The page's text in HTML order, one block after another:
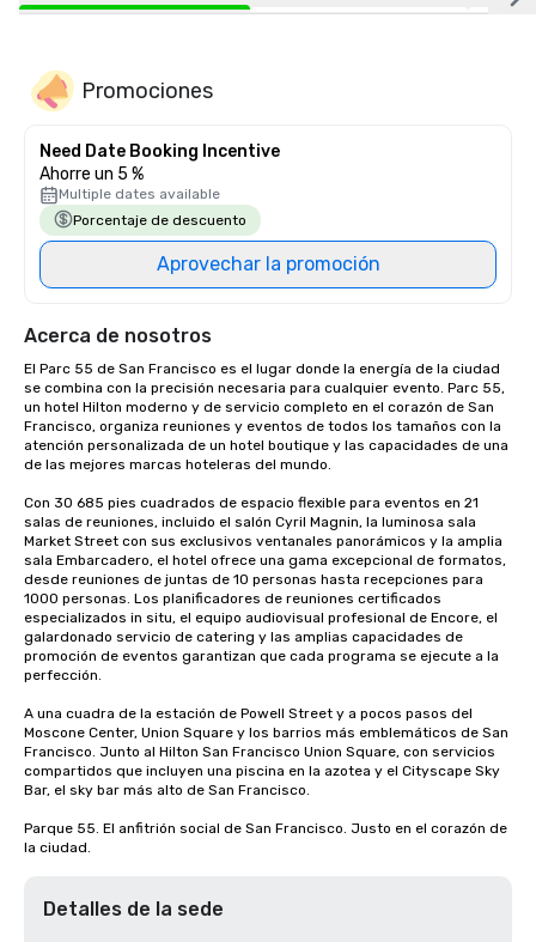
Promociones
Need Date Booking Incentive
Ahorre un 5 %
Multiple dates available
Porcentaje de descuento
Aprovechar la promoción
Acerca de nosotros
El Parc 55 de San Francisco es el lugar donde la energía de la ciudad
se combina con la precisión necesaria para cualquier evento. Parc 55,
un hotel Hilton moderno y de servicio completo en el corazón de San
Francisco, organiza reuniones y eventos de todos los tamaños con la
atención personalizada de un hotel boutique y las capacidades de una
de las mejores marcas hoteleras del mundo.
Con 30 685 pies cuadrados de espacio flexible para eventos en 21
salas de reuniones, incluido el salón Cyril Magnin, la luminosa sala
Market Street con sus exclusivos ventanales panorámicos y la amplia
sala Embarcadero, el hotel ofrece una gama excepcional de formatos,
desde reuniones de juntas de 10 personas hasta recepciones para
1000 personas. Los planificadores de reuniones certificados
especializados in situ, el equipo audiovisual profesional de Encore, el
galardonado servicio de catering y las amplias capacidades de
promoción de eventos garantizan que cada programa se ejecute a la
perfección.
A una cuadra de la estación de Powell Street y a pocos pasos del
Moscone Center, Union Square y los barrios más emblemáticos de San
Francisco. Junto al Hilton San Francisco Union Square, con servicios
compartidos que incluyen una piscina en la azotea y el Cityscape Sky
Bar, el sky bar más alto de San Francisco.
Parque 55. El anfitrión social de San Francisco. Justo en el corazón de
la ciudad.
Detalles de la sede